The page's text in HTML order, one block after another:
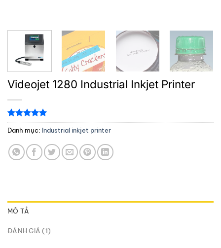
Videojet 1280 Industrial Inkjet Printer
5.00trên 5
dựa trên
1
Danh mục: Industrial inkjet printer
MÔ TẢ
ĐÁNH GIÁ (1)